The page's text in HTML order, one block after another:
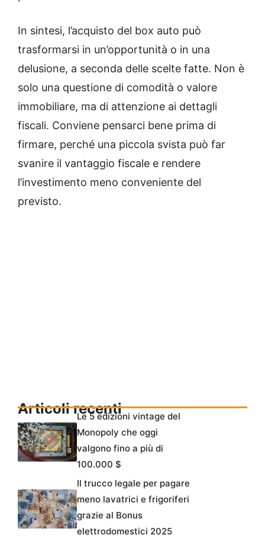
In sintesi, l’acquisto del box auto può
trasformarsi in un’opportunità o in una
delusione, a seconda delle scelte fatte. Non è
solo una questione di comodità o valore
immobiliare, ma di attenzione ai dettagli
fiscali. Conviene pensarci bene prima di
firmare, perché una piccola svista può far
svanire il vantaggio fiscale e rendere
l’investimento meno conveniente del
previsto.
Articoli recentiLe 5 edizioni vintage del
Monopoly che oggi
valgono fino a più di
100.000 $
Il trucco legale per pagare
meno lavatrici e frigoriferi
grazie al Bonus
elettrodomestici 2025